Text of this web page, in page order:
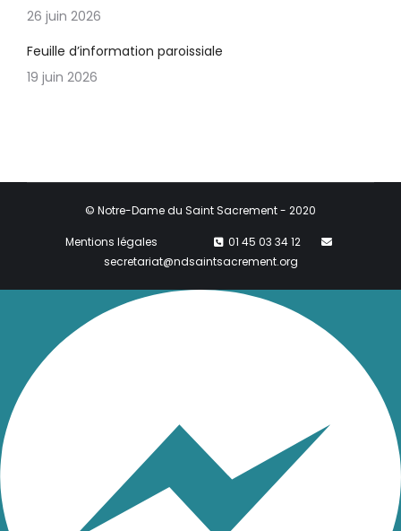
26 juin 2026
Feuille d’information paroissiale
19 juin 2026
© Notre-Dame du Saint Sacrement - 2020
Mentions légales
01 45 03 34 12
secretariat@ndsaintsacrement.org